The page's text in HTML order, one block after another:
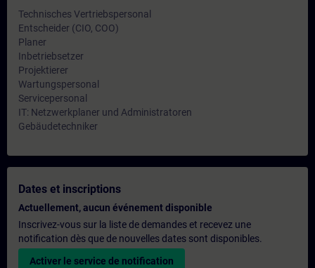
Technisches Vertriebspersonal
Entscheider (CIO, COO)
Planer
Inbetriebsetzer
Projektierer
Wartungspersonal
Servicepersonal
IT: Netzwerkplaner und Administratoren
Gebäudetechniker
Dates et inscriptions
Actuellement, aucun événement disponible
Inscrivez-vous sur la liste de demandes et recevez une
notification dès que de nouvelles dates sont disponibles.
Activer le service de notification